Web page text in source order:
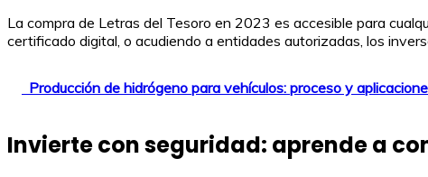
La compra de Letras del Tesoro en 2023 es accesible para
certificado digital, o acudiendo a entidades autorizadas, los
Producción de hidrógeno para vehículos: proceso y
Invierte con seguridad: aprende a